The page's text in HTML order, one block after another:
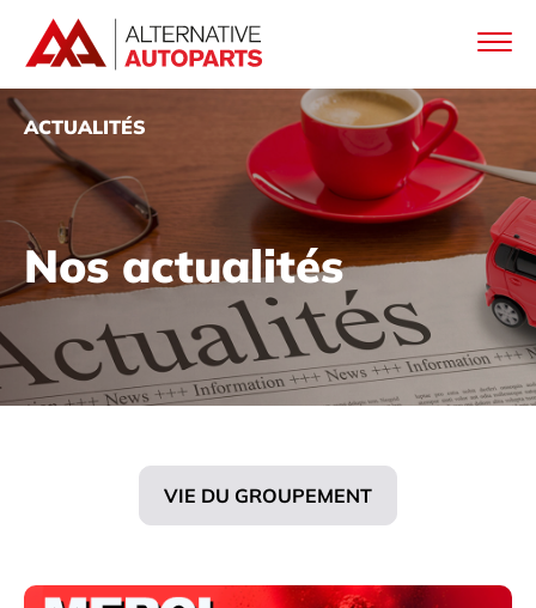
ACTUALITÉS
Nos actualités
VIE DU GROUPEMENT